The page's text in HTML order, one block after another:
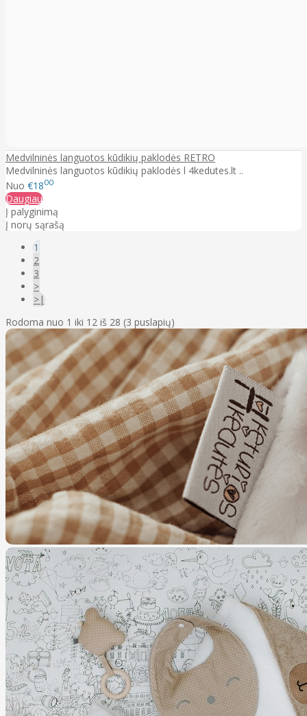
Medvilninės languotos kūdikių paklodės RETRO
Medvilninės languotos kūdikių paklodės l 4kedutes.lt ..
Nuo €1800
Daugiau
Į palyginimą
Į norų sąrašą
1
2
3
>
>|
Rodoma nuo 1 iki 12 iš 28 (3 puslapių)